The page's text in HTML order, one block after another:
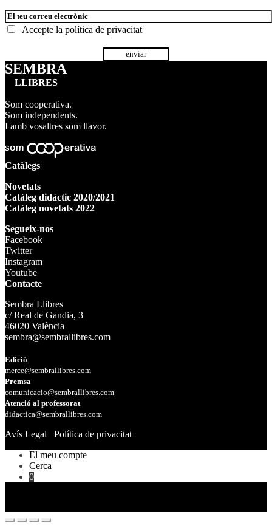
Accepte la política de privacitat
SEMBRA
LLIBRES
Som cooperativa.
Som independents.
I amb vosaltres som llavor.
Catàlegs
Novetats
Catàleg didàctic 2020/2021
Catàleg novetats 2022
Segueix-nos
Facebook
Twitter
Instagram
Youtube
Contacte
Sembra Llibres
c/ Real de Gandia, 3
46020 València
sembra@sembrallibres.com
Edició
merce@sembrallibres.com
Premsa
comunicacio@sembrallibres.com
Atenció al professorat
didactica@sembrallibres.com
Avís Legal
Política de privacitat
El meu compte
Cerca
0